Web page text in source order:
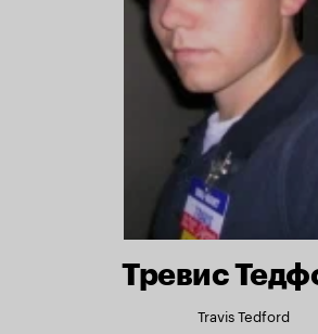
Тревис
Travis Tedford